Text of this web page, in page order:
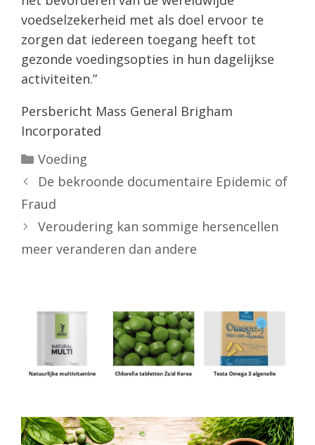
voedselzekerheid met als doel ervoor te
zorgen dat iedereen toegang heeft tot
gezonde voedingsopties in hun dagelijkse
activiteiten.”
Persbericht Mass General Brigham
Incorporated
Categorieën
Voeding
De bekroonde documentaire Epidemic of
Fraud
Veroudering kan sommige hersencellen
meer veranderen dan andere